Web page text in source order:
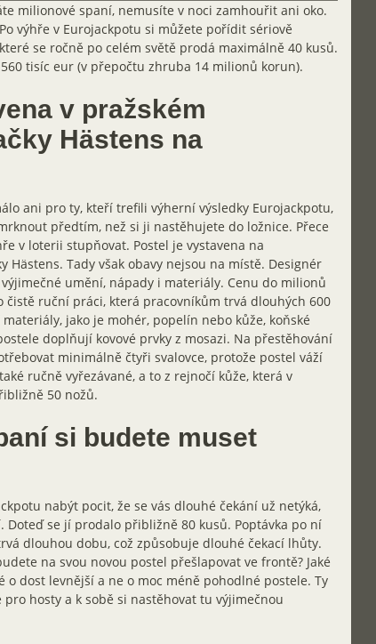
milionové spaní, nemusíte v noci zamhouřit ani oko.
výhře v Eurojackpotu si můžete pořídit sériově
se ročně po celém světě prodá maximálně 40 kusů.
tisíc eur (v přepočtu zhruba 14 milionů korun).
v pražském
Hästens na
ani pro ty, kteří trefili výherní výsledky Eurojackpotu,
předtím, než si ji nastěhujete do ložnice. Přece
v loterii stupňovat. Postel je vystavena na
Hästens. Tady však obavy nejsou na místě. Designér
umění, nápady i materiály. Cenu do milionů
čistě ruční práci, která pracovníkům trvá dlouhých 600
jako je mohér, popelín nebo kůže, koňské
doplňují kovové prvky z mosazi. Na přestěhování
minimálně čtyři svalovce, protože postel váží
ručně vyřezávané, a to z rejnočí kůže, která v
50 nožů.
si budete muset
nabýt pocit, že se vás dlouhé čekání už netýká,
se jí prodalo přibližně 80 kusů. Poptávka po ní
dlouhou dobu, což způsobuje dlouhé čekací lhůty.
na svou novou postel přešlapovat ve frontě? Jaké
dost levnější a ne o moc méně pohodlné postele. Ty
hosty a k sobě si nastěhovat tu výjimečnou